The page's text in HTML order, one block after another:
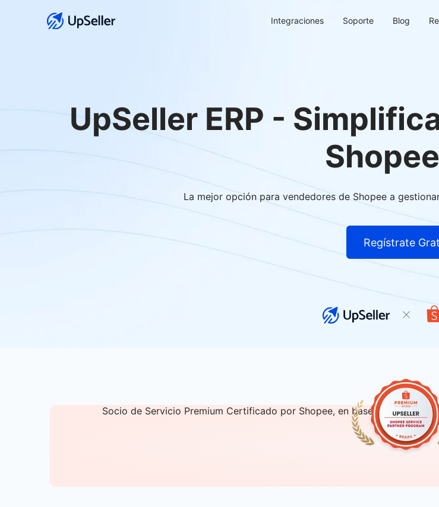
Integraciones Soporte Blog
UpSeller ERP -
Shopee
La mejor opción para vendedores de Shopee a
Regístrate
Socio de Servicio Premium Certificado por Shopee, en base a nuestro